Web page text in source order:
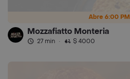
Abre 6:00 PM
Mozzafiatto Monteria
27 min · $ 4000